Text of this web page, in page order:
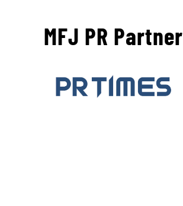
MFJ PR Partner